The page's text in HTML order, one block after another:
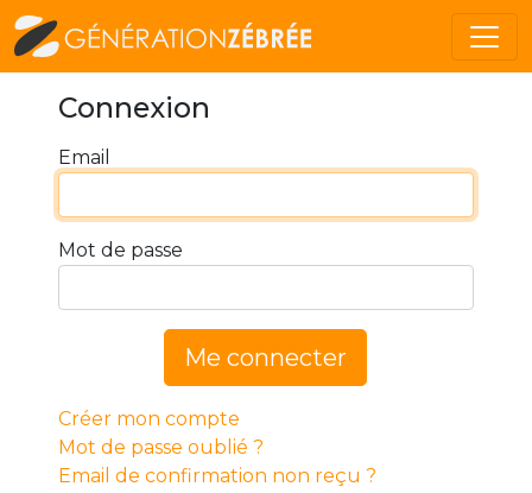
Connexion
Email
Mot de passe
Me connecter
Créer mon compte
Mot de passe oublié ?
Email de confirmation non reçu ?